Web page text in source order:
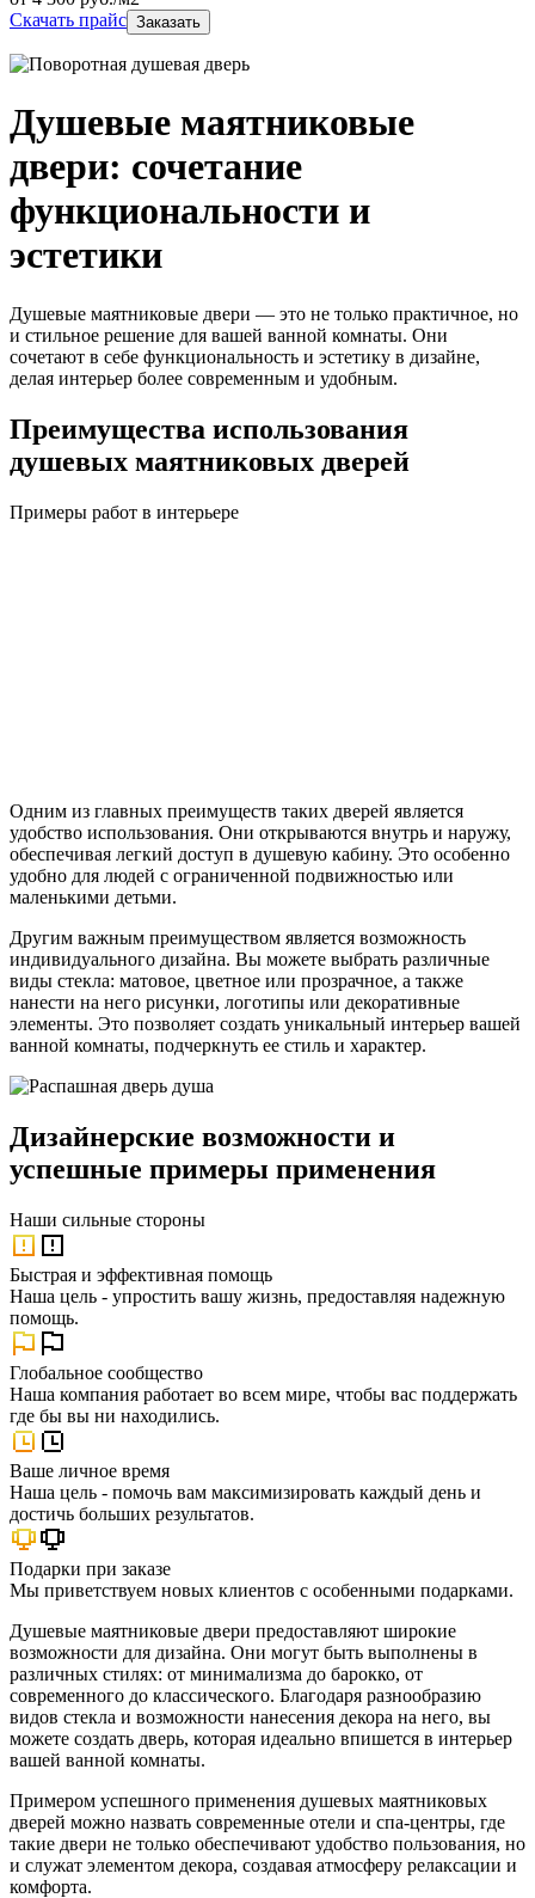
Скачать прайс Заказать
Душевые маятниковые
двери: сочетание
функциональности и
эстетики
Душевые маятниковые двери — это не только практичное, но
и стильное решение для вашей ванной комнаты. Они
сочетают в себе функциональность и эстетику в дизайне,
делая интерьер более современным и удобным.
Преимущества использования
душевых маятниковых дверей
Примеры работ в интерьере
Одним из главных преимуществ таких дверей является
удобство использования. Они открываются внутрь и наружу,
обеспечивая легкий доступ в душевую кабину. Это особенно
удобно для людей с ограниченной подвижностью или
маленькими детьми.
Другим важным преимуществом является возможность
индивидуального дизайна. Вы можете выбрать различные
виды стекла: матовое, цветное или прозрачное, а также
нанести на него рисунки, логотипы или декоративные
элементы. Это позволяет создать уникальный интерьер вашей
ванной комнаты, подчеркнуть ее стиль и характер.
Дизайнерские возможности и
успешные примеры применения
Наши сильные стороны
Быстрая и эффективная помощь
Наша цель - упростить вашу жизнь, предоставляя надежную
помощь.
Глобальное сообщество
Наша компания работает во всем мире, чтобы вас поддержать
где бы вы ни находились.
Ваше личное время
Наша цель - помочь вам максимизировать каждый день и
достичь больших результатов.
Подарки при заказе
Мы приветствуем новых клиентов с особенными подарками.
Душевые маятниковые двери предоставляют широкие
возможности для дизайна. Они могут быть выполнены в
различных стилях: от минимализма до барокко, от
современного до классического. Благодаря разнообразию
видов стекла и возможности нанесения декора на него, вы
можете создать дверь, которая идеально впишется в интерьер
вашей ванной комнаты.
Примером успешного применения душевых маятниковых
дверей можно назвать современные отели и спа-центры, где
такие двери не только обеспечивают удобство пользования, но
и служат элементом декора, создавая атмосферу релаксации и
комфорта.